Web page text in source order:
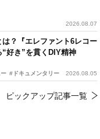
2026.08.07
？『エレファント6レコー
好き”を貫くDIY精神
#ドキュメンタリー 2026.08.05
ピックアップ記事一覧